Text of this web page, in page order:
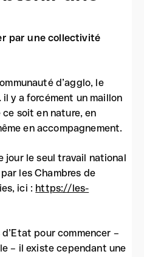
par une collectivité
d’agglo, le
y a forcément un maillon
ce soit en nature, en
en accompagnement.
jour le seul travail national
les Chambres de
ici : https://les-
pour commencer –
– il existe cependant une